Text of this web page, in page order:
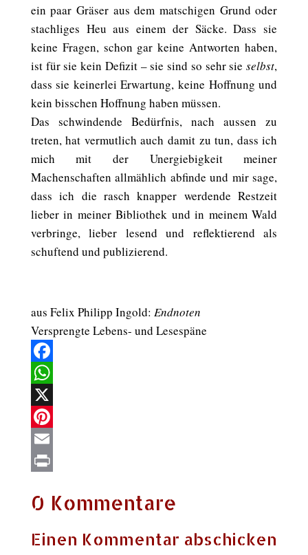
ein paar Gräser aus dem matschigen Grund oder
stachliges Heu aus einem der Säcke. Dass sie
keine Fragen, schon gar keine Antworten haben,
ist für sie kein Defizit – sie sind so sehr sieselbst,
dass sie keinerlei Erwartung, keine Hoffnung und
kein bisschen Hoffnung haben müssen.
Das schwindende Bedürfnis, nach aussen zu
treten, hat vermutlich auch damit zu tun, dass ich
mich mit der Unergiebigkeit meiner
Machenschaften allmählich abfinde und mir sage,
dass ich die rasch knapper werdende Restzeit
lieber in meiner Bibliothek und in meinem Wald
verbringe, lieber lesend und reflektierend als
schuftend und publizierend.
aus Felix Philipp Ingold: Endnoten
Versprengte Lebens- und Lesespäne
Facebook
WhatsApp
X
Pinterest
Email
0 Kommentare
Einen Kommentar abschicken